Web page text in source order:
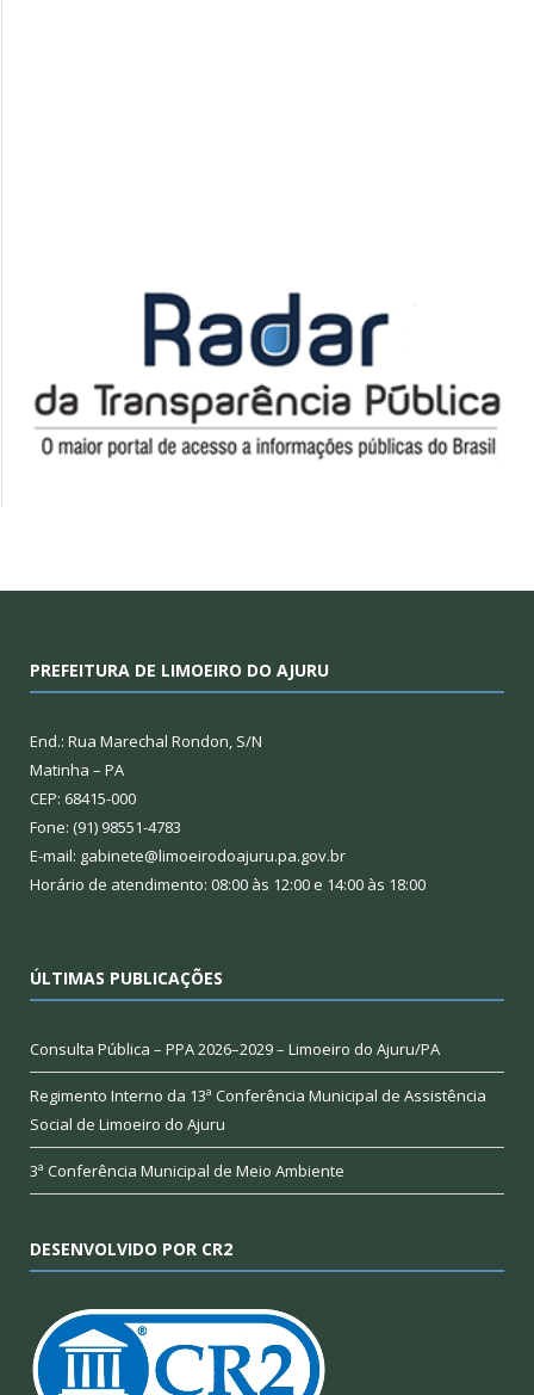
PREFEITURA DE LIMOEIRO DO AJURU
End.: Rua Marechal Rondon, S/N
Matinha – PA
CEP: 68415-000
Fone: (91) 98551-4783
E-mail: gabinete@limoeirodoajuru.pa.gov.br
Horário de atendimento: 08:00 às 12:00 e 14:00 às 18:00
ÚLTIMAS PUBLICAÇÕES
Consulta Pública – PPA 2026–2029 – Limoeiro do Ajuru/PA
Regimento Interno da 13ª Conferência Municipal de Assistência
Social de Limoeiro do Ajuru
3ª Conferência Municipal de Meio Ambiente
DESENVOLVIDO POR CR2